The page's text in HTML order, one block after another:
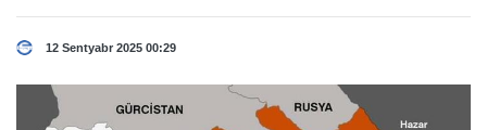
12 Sentyabr 2025 00:29